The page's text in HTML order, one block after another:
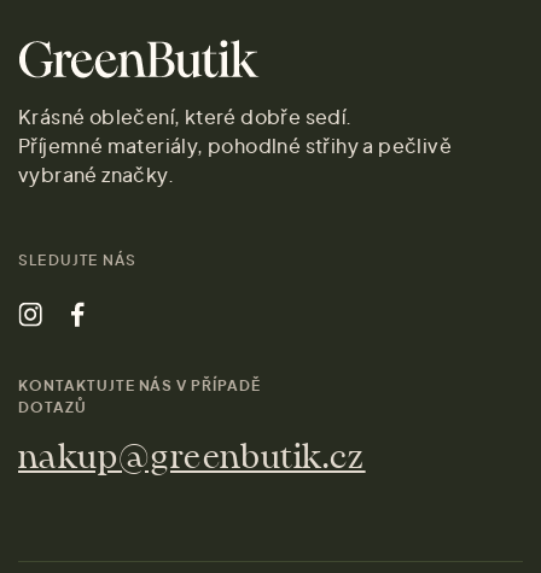
Krásné oblečení, které dobře sedí.
Příjemné materiály, pohodlné střihy a pečlivě
vybrané značky.
SLEDUJTE NÁS
KONTAKTUJTE NÁS V PŘÍPADĚ
DOTAZŮ
nakup@greenbutik.cz